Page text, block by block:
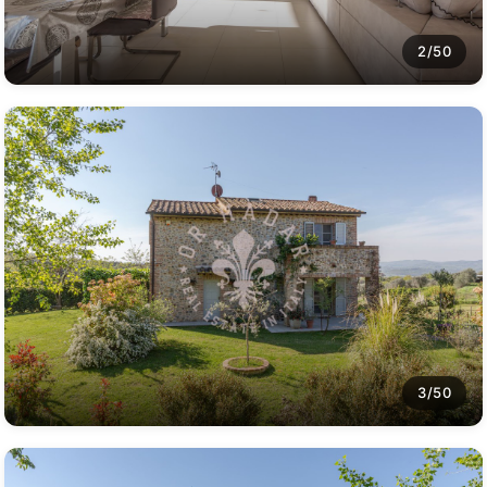
2/50
3/50